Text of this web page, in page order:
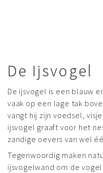
De Ijsvogel
De ijsvogel is een blauw
vaak op een lage tak
vangt hij zijn voedsel,
ijsvogel graaft voor het
zandige oevers van wel
Tegenwoordig maken
ijsvogelwand om de vogel